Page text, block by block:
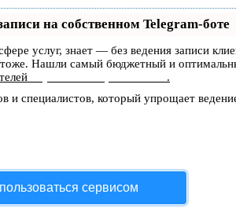
на собственном Telegram-боте
услуг, знает — без ведения записи
тоже. Нашли самый бюджетный и
.
и специалистов, который упрощает
сервисом